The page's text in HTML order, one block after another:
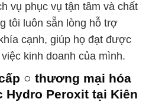
vụ phục vụ tận tâm và chất
tôi luôn sẵn lòng hỗ trợ
cạnh, giúp họ đạt được
kinh doanh của mình.
○ thương mại hóa
Hydro Peroxit tại Kiên